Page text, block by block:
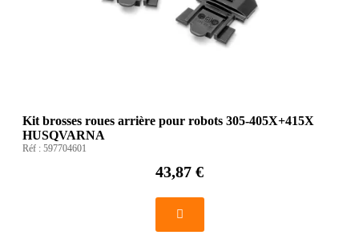
Kit brosses roues arrière pour robots 305-405X+415X
HUSQVARNA
Réf : 597704601
43,87 €